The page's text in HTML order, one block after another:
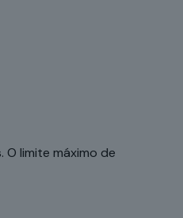
limite máximo de